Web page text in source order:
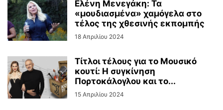
Ελένη Μενεγάκη: Τα
«μουδιασμένα» χαμόγελα στο
τέλος της χθεσινής εκπομπής
18 Απριλίου 2024
Τίτλοι τέλους για το Μουσικό
κουτί: Η συγκίνηση
Πορτοκάλογλου και το...
15 Απριλίου 2024